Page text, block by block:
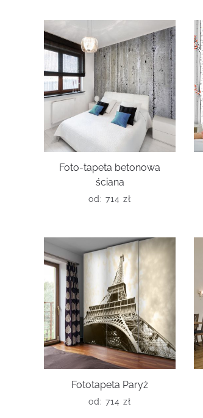
Foto-tapeta betonowa
ściana
od: 714 zł
Fototapeta Paryż
od: 714 zł